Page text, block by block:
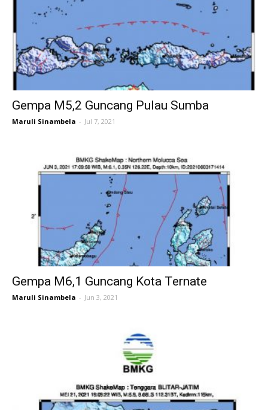
Gempa M5,2 Guncang Pulau Sumba
Maruli Sinambela - Jul 7, 2021
Gempa M6,1 Guncang Kota Ternate
Maruli Sinambela - Jun 3, 2021